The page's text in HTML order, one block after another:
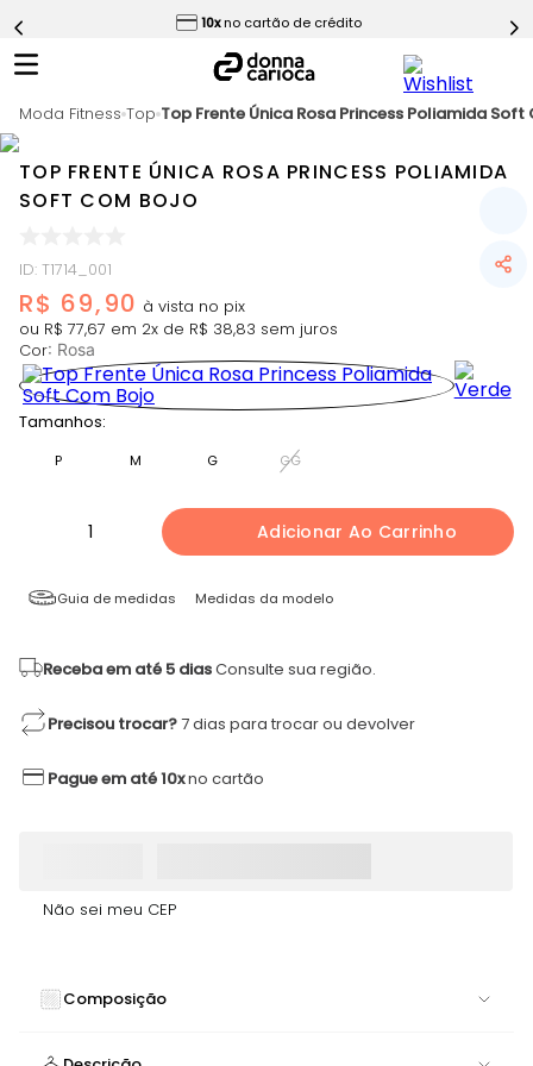
10x no cartão de crédito
Moda Fitness Top Top Frente Única Rosa Princess Poliamida Soft
TOP FRENTE ÚNICA ROSA PRINCESS POLIAMIDA
SOFT COM BOJO
ID: T1714_001
R$ 69,90
ou R$ 77,67 em 2x de R$ 38,83 sem juros
Cor: Rosa
Tamanhos:
P M G GG
1 Adicionar Ao Carrinho
Guia de medidas Medidas da modelo
Receba em até 5 diasConsulte sua região.
Precisou trocar?7 dias para trocar ou devolver
Pague em até 10xno cartão
Não sei meu CEP
Composição
7º Epic Vermelho
9 º Challenge Azul